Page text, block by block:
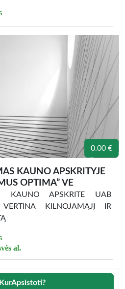
0.00 €
KAUNO APSKRITYJE
OPTIMA” VE
KAUNO APSKRITE UAB
KILNOJAMĄJĮ IR
al.
KurApsistoti?